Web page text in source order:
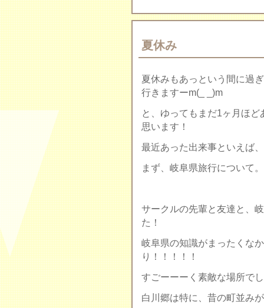
夏休み
夏休みもあっという間に過
行きますーm(_ _)m
と、ゆってもまだ1ヶ月ほ
思います！
最近あった出来事といえば
まず、岐阜県旅行について
サークルの先輩と友達と、
た！
岐阜県の知識がまったくな
り！！！！！
すごーーーく素敵な場所で
白川郷は特に、昔の町並み